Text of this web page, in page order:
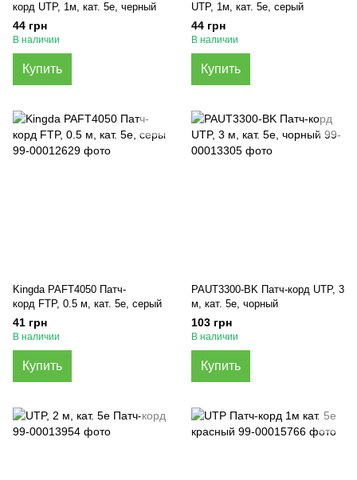
корд UTP, 1м, кат. 5e, черный
44 грн
В наличии
Купить
UTP, 1м, кат. 5e, серый
44 грн
В наличии
Купить
Kingda PAFT4050 Патч-
корд FTP, 0.5 м, кат. 5e, серый
41 грн
В наличии
Купить
PAUT3300-BK Патч-корд UTP, 3
м, кат. 5e, чорный
103 грн
В наличии
Купить